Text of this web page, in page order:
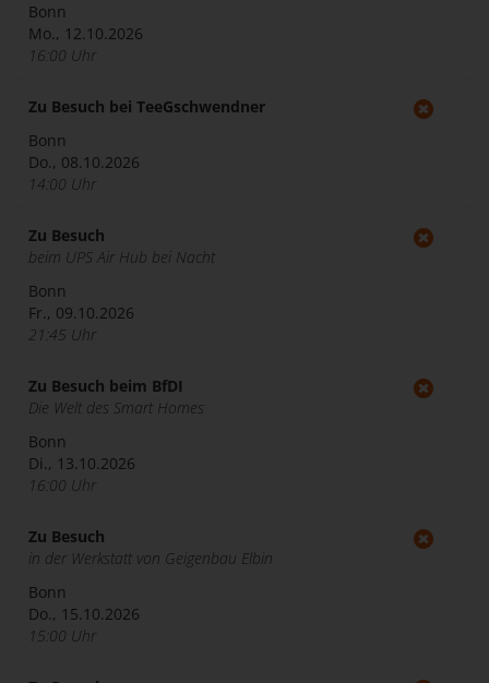
Bonn
Mo., 12.10.2026
16:00 Uhr
Zu Besuch bei TeeGschwendner
Bonn
Do., 08.10.2026
14:00 Uhr
Zu Besuch
beim UPS Air Hub bei Nacht
Bonn
Fr., 09.10.2026
21:45 Uhr
Zu Besuch beim BfDI
Die Welt des Smart Homes
Bonn
Di., 13.10.2026
16:00 Uhr
Zu Besuch
in der Werkstatt von Geigenbau Elbin
Bonn
Do., 15.10.2026
15:00 Uhr